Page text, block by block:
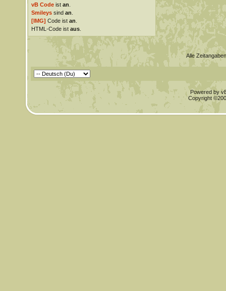
vB Codeist an
Smileyssind an
[IMG] Code ist an
HTML-Code ist aus.
Alle
Powered by
Copyright